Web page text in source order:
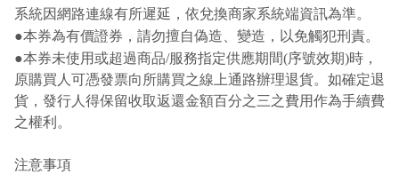
系統因網路連線有所遲延，依兌換商家系統端資訊為準。
●本券為有價證券，請勿擅自偽造、變造，以免觸犯刑責。
●本券未使用或超過商品/服務指定供應期間(序號效期)時，
原購買人可憑發票向所購買之線上通路辦理退貨。如確定退
貨，發行人得保留收取返還金額百分之三之費用作為手續費
之權利。
注意事項